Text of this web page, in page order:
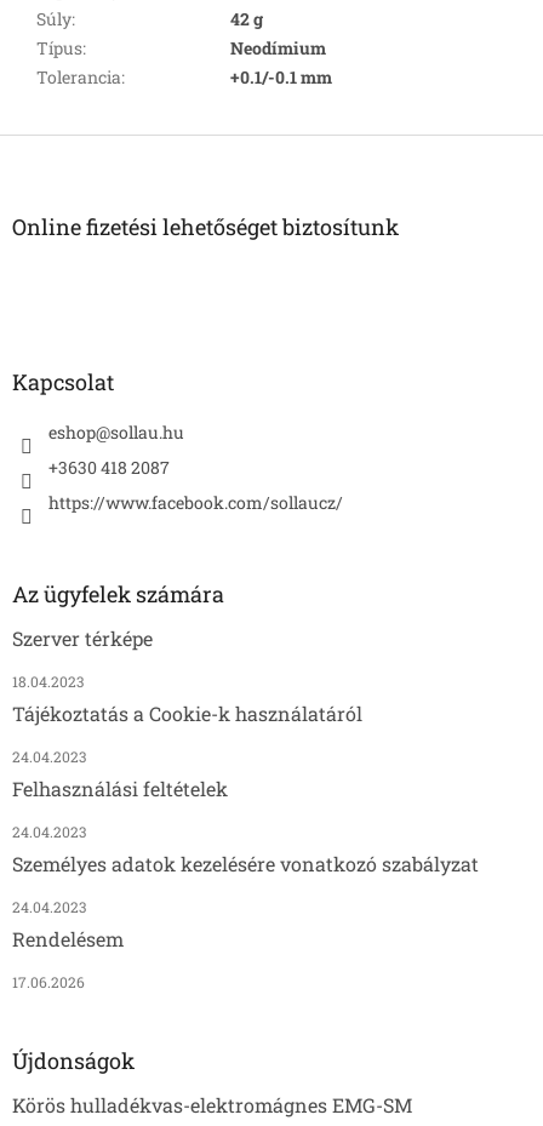
Súly:
42 g
Típus:
Neodímium
Tolerancia: +0.1/-0.1 mm
Online fizetési lehetőséget biztosítunk
Kapcsolat
eshop@sollau.hu
+3630 418 2087
https://www.facebook.com/sollaucz/
Az ügyfelek számára
Szerver térképe
18.04.2023
Tájékoztatás a Cookie-k használatáról
24.04.2023
Felhasználási feltételek
24.04.2023
Személyes adatok kezelésére vonatkozó szabályzat
24.04.2023
Rendelésem
17.06.2026
Újdonságok
Körös hulladékvas-elektromágnes EMG-SM